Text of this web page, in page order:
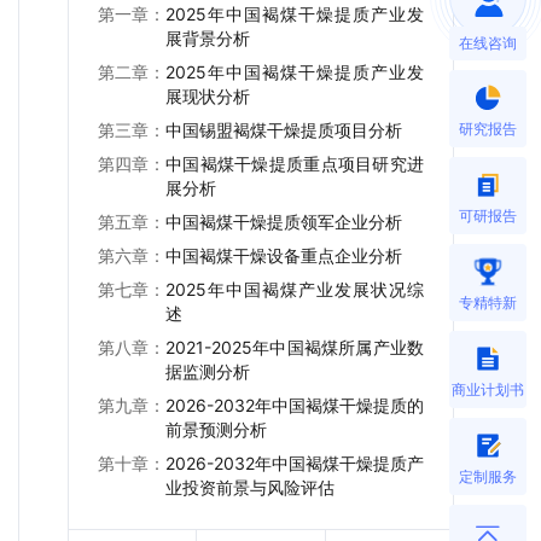
第一章： 2025年中国褐煤干燥提质产业发
展背景分析
第二章： 2025年中国褐煤干燥提质产业发
展现状分析
第三章： 中国锡盟褐煤干燥提质项目分析
第四章： 中国褐煤干燥提质重点项目研究进
展分析
第五章： 中国褐煤干燥提质领军企业分析
第六章： 中国褐煤干燥设备重点企业分析
第七章： 2025年中国褐煤产业发展状况综
述
第八章： 2021-2025年中国褐煤所属产业数
据监测分析
第九章： 2026-2032年中国褐煤干燥提质的
前景预测分析
第十章： 2026-2032年中国褐煤干燥提质产
业投资前景与风险评估
在线咨询
研究报告
可研报告
专精特新
商业计划书
定制服务